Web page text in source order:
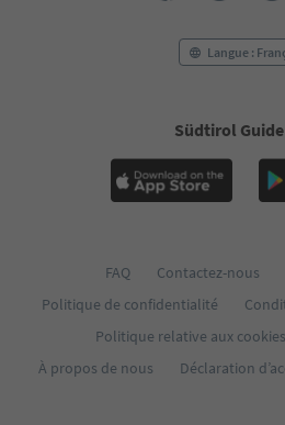
Langue :
Südtirol
FAQ Contactez-nous
Politique de confidentialité
Politique relative aux cookies
À propos de nous
Déclaration